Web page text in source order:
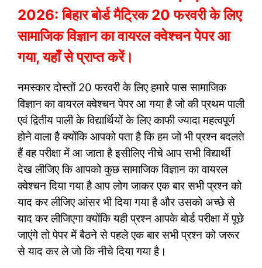
2026: बिहार बोर्ड मैट्रिक 20 फरवरी के लिए
सामाजिक विज्ञान का वायरल क्वेश्चन पेपर आ
गया, यहाँ से प्राप्त करें।
नमस्कार दोस्तों 20 फरवरी के लिए हमारे पास सामाजिक
विज्ञान का वायरल क्वेश्चन पेपर आ गया है जो की प्रथम पाली
एवं द्वितीय पाली के विद्यार्थियों के लिए काफी ज्यादा महत्वपूर्ण
होने वाला है क्योंकि आपको पता है कि हम जो भी प्रश्न बदलते
हैं वह परीक्षा में आ जाता है इसीलिए नीचे आप सभी विद्यार्थी
देख लीजिए कि आपको कुछ सामाजिक विज्ञान का वायरल
क्वेश्चन दिया गया है आप लोग जाकर एक बार सभी प्रश्न को
याद कर लीजिए आंसर भी दिया गया है और उसको अच्छे से
याद कर लीजिएगा क्योंकि यही प्रश्न आपके बोर्ड परीक्षा में पूछे
जाएंगे तो पेपर में बैठने से पहले एक बार सभी प्रश्न को जरूर
से याद कर ले जो कि नीचे दिया गया है।